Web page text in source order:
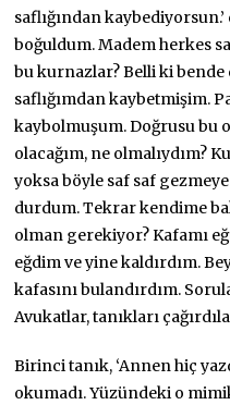
saflığından
boğuldum. Madem herkes
bu kurnazlar? Belli ki
saflığımdan kaybetmişim.
kaybolmuşum. Doğrusu bu
olacağım, ne olmalıydım?
yoksa böyle saf saf
durdum. Tekrar kendime
olman gerekiyor? Kafamı
eğdim ve yine kaldırdım.
kafasını bulandırdım.
Avukatlar, tanıkları
Birinci tanık, ‘Annen hiç
okumadı. Yüzündeki o